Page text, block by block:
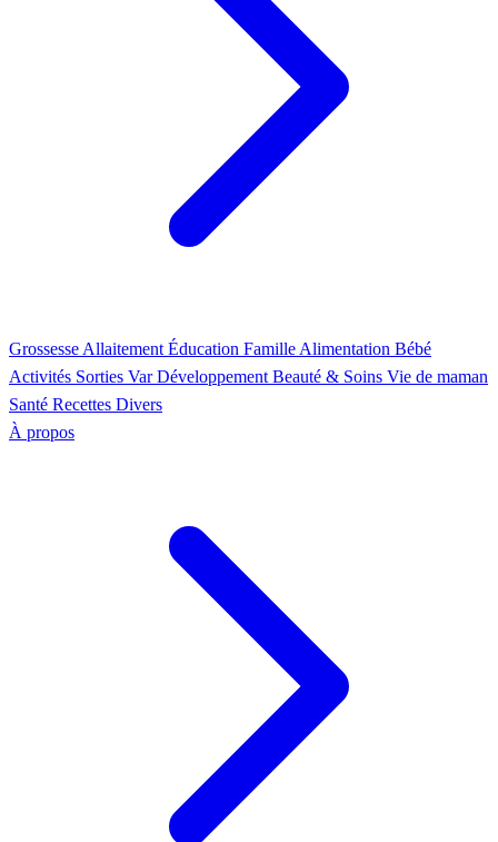
Grossesse Allaitement Éducation Famille Alimentation Bébé
Activités Sorties Var Développement Beauté & Soins Vie de maman
Santé Recettes Divers
À propos